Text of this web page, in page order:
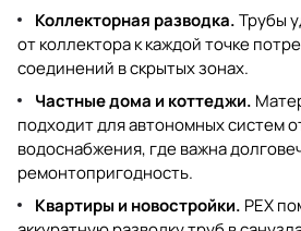
Коллекторная разводка.Трубы
от коллектора к каждой точке
соединений в скрытых зонах.
Частные дома и коттеджи.
подходит для автономных систем
водоснабжения, где важна
ремонтопригодность.
Квартиры и новостройки. PEX